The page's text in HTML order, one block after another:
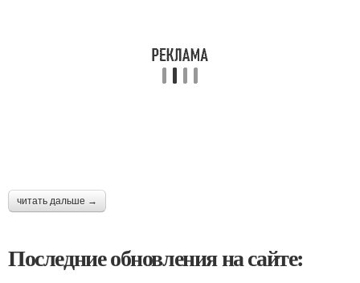
читать дальше →
Последние обновления на сайте: